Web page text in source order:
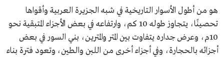
هو من أطول الأسوار التاريخية في شبه الجزيرة العربية وأقواها
تحصينًا، يتجاوز طوله 10 كم، وارتفاعه في بعض الأجزاء المتبقية نحو
10م، وعرض جداره يتفاوت بين المتر والمترين، بني السور في بعض
أجزائه بالحجارة، وفي أجزاء أخرى من اللبن والطين، وتعود فترة بناء